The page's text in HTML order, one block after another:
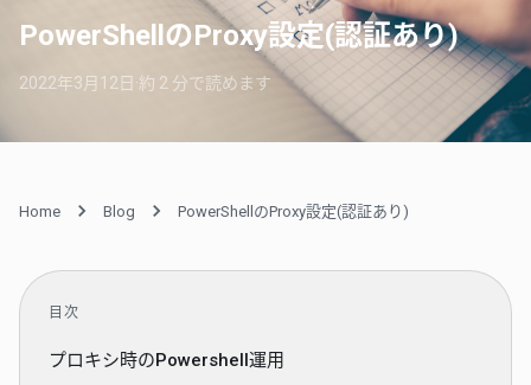
PowerShellのProxy設定(認証あり)
2022年3月12日 ·約 2 分で読めます
Home Blog PowerShellのProxy設定(認証あり)
目次
プロキシ時のPowershell運用